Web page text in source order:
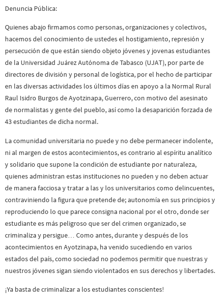
Denuncia Pública:
Quienes abajo firmamos como personas, organizaciones y colectivos,
hacemos del conocimiento de ustedes el hostigamiento, represión y
persecución de que están siendo objeto jóvenes y jovenas estudiantes
de la Universidad Juárez Autónoma de Tabasco (UJAT), por parte de
directores de división y personal de logística, por el hecho de participar
en las diversas actividades los últimos días en apoyo a la Normal Rural
Raul Isidro Burgos de Ayotzinapa, Guerrero, con motivo del asesinato
de normalistas y gente del pueblo, así como la desaparición forzada de
43 estudiantes de dicha normal.
La comunidad universitaria no puede y no debe permanecer indolente,
ni al margen de estos acontecimientos, es contrario al espíritu analítico
y solidario que supone la condición de estudiante por naturaleza,
quienes administran estas instituciones no pueden y no deben actuar
de manera facciosa y tratar a las y los universitarios como delincuentes,
contraviniendo la figura que pretende de; autonomía en sus principios y
reproduciendo lo que parece consigna nacional por el otro, donde ser
estudiante es más peligroso que ser del crimen organizado, se
criminaliza y persigue… Como antes, durante y después de los
acontecimientos en Ayotzinapa, ha venido sucediendo en varios
estados del país, como sociedad no podemos permitir que nuestras y
nuestros jóvenes sigan siendo violentados en sus derechos y libertades.
¡Ya basta de criminalizar a los estudiantes conscientes!